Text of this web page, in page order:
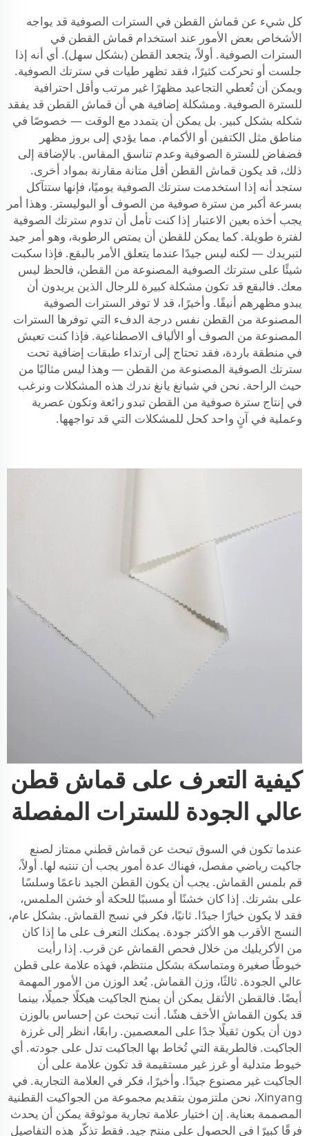
كل شيء عن قماش القطن في السترات الصوفية قد يواجه
الأشخاص بعض الأمور عند استخدام قماش القطن في
السترات الصوفية. أولاً، يتجعد القطن (بشكل سهل). أي أنه إذا
جلست أو تحركت كثيرًا، فقد تظهر طيات في سترتك الصوفية.
ويمكن أن تُعطي التجاعيد مظهرًا غير مرتب وأقل احترافية
للسترة الصوفية. ومشكلة إضافية هي أن قماش القطن قد يفقد
شكله بشكل كبير. بل يمكن أن يتمدد مع الوقت — خصوصًا في
مناطق مثل الكتفين أو الأكمام. مما يؤدي إلى بروز مظهر
فضفاض للسترة الصوفية وعدم تناسق المقاس. بالإضافة إلى
ذلك، قد يكون قماش القطن أقل متانة مقارنة بمواد أخرى.
ستجد أنه إذا استخدمت سترتك الصوفية يوميًا، فإنها ستتآكل
بسرعة أكبر من سترة صوفية من الصوف أو البوليستر. وهذا أمر
يجب أخذه بعين الاعتبار إذا كنت تأمل أن تدوم سترتك الصوفية
لفترة طويلة. كما يمكن للقطن أن يمتص الرطوبة، وهو أمر جيد
لتبريدك — لكنه ليس جيدًا عندما يتعلق الأمر بالبقع. فإذا سكبت
شيئًا على سترتك الصوفية المصنوعة من القطن، فالحظ ليس
معك. فالبقع قد تكون مشكلة كبيرة للرجال الذين يريدون أن
يبدو مظهرهم أنيقًا. وأخيرًا، قد لا توفر السترات الصوفية
المصنوعة من القطن نفس درجة الدفء التي توفرها السترات
المصنوعة من الصوف أو الألياف الاصطناعية. فإذا كنت تعيش
في منطقة باردة، فقد تحتاج إلى ارتداء طبقات إضافية تحت
سترتك الصوفية المصنوعة من القطن — وهذا ليس مثاليًا من
حيث الراحة. نحن في شيانغ يانغ ندرك هذه المشكلات ونرغب
في إنتاج سترة صوفية من القطن تبدو رائعة وتكون عصرية
وعملية في آنٍ واحد كحل للمشكلات التي قد تواجهها.
كيفية التعرف على قماش قطن
عالي الجودة للسترات المفصلة
عندما تكون في السوق تبحث عن قماش قطني ممتاز لصنع
جاكيت رياضي مفصل، فهناك عدة أمور يجب أن تنتبه لها. أولاً،
قم بلمس القماش. يجب أن يكون القطن الجيد ناعمًا وسلسًا
على بشرتك. إذا كان خشنًا أو مسببًا للحكة أو خشن الملمس،
فقد لا يكون خيارًا جيدًا. ثانيًا، فكر في نسج القماش. بشكل عام،
النسج الأقرب هو الأكثر جودة. يمكنك التعرف على ما إذا كان
من الأكريليك من خلال فحص القماش عن قرب. إذا رأيت
خيوطًا صغيرة ومتماسكة بشكل منتظم، فهذه علامة على قطن
عالي الجودة. ثالثًا، وزن القماش. يُعد الوزن من الأمور المهمة
أيضًا. فالقطن الأثقل يمكن أن يمنح الجاكيت هيكلًا جميلًا، بينما
قد يكون القماش الأخف هشًا. أنت تبحث عن إحساس بالوزن
دون أن يكون ثقيلًا جدًا على المعصمين. رابعًا، انظر إلى غرزة
الجاكيت. فالطريقة التي تُخاط بها الجاكيت تدل على جودته. أي
خيوط متدلية أو غرز غير مستقيمة قد تكون علامة على أن
الجاكيت غير مصنوع جيدًا. وأخيرًا، فكر في العلامة التجارية. في
Xinyang، نحن ملتزمون بتقديم مجموعة من الجواكيت القطنية
المصممة بعناية. إن اختيار علامة تجارية موثوقة يمكن أن يحدث
فرقًا كبيرًا في الحصول على منتج جيد. فقط تذكّر هذه التفاصيل